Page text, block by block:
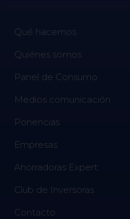
Qué hacemos
Quiénes somos
Panel de Consumo
Medios comunicación
Ponencias
Empresas
Ahorradoras Expert
Club de Inversoras
Contacto